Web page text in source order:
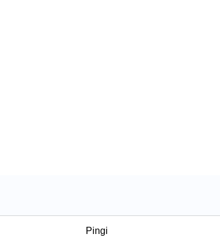
Pingi